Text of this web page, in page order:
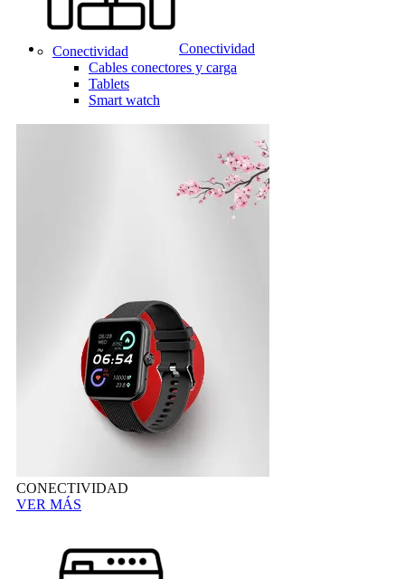
Conectividad
Conectividad
Cables conectores y carga
Tablets
Smart watch
CONECTIVIDAD
VER MÁS